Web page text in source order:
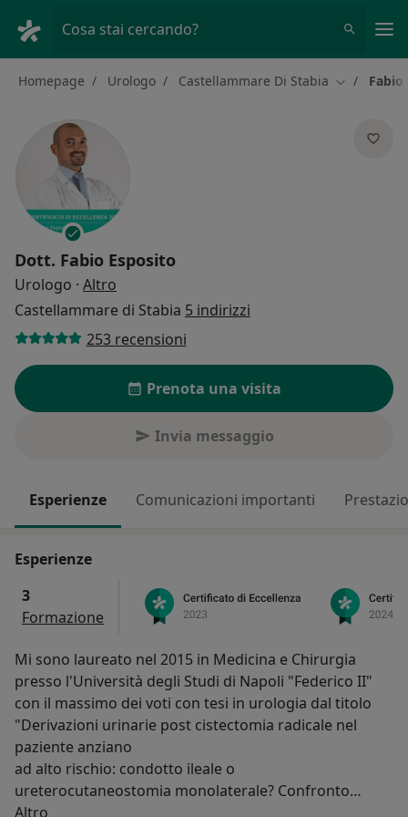
Cosa stai cercando?
Homepage Urologo Castellammare Di Stabia CambiaFabio
Dott. Fabio Esposito
Urologo · Altro
Castellammare di Stabia 5 indirizzi
253 recensioni
Prenota una visita
Invia messaggio
Esperienze Comunicazioni importanti
Esperienze
3
Formazione
Mi sono laureato nel 2015 in Medicina e Chirurgia
presso l'Università degli Studi di Napoli "Federico II"
con il massimo dei voti con tesi in urologia dal titolo
"Derivazioni urinarie post cistectomia radicale nel
paziente anziano
ad alto rischio: condotto ileale o
ureterocutaneostomia monolaterale? Confronto
complicanze e qualità di
Altro